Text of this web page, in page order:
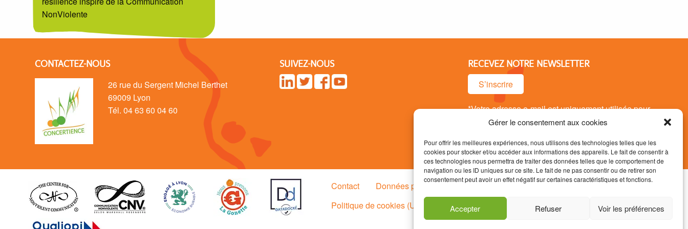
Gérer le consentement aux cookies
Pour offrir les meilleures expériences, nous utilisons des technologies telles que les
cookies pour stocker et/ou accéder aux informations des appareils. Le fait de consentir à
ces technologies nous permettra de traiter des données telles que le comportement de
navigation ou les ID uniques sur ce site. Le fait de ne pas consentir ou de retirer son
consentement peut avoir un effet négatif sur certaines caractéristiques et fonctions.
Accepter Refuser Voir les préférences
NonViolente
CONTACTEZ-NOUS
26 rue du Sergent Michel Berthet
69009 Lyon
Tél. 04 63 60 04 60
SUIVEZ-NOUS RECEVEZ NOTRE NEWSLETTER
S’inscrire
*Votre adresse e-mail est uniquement utilisée pour
vous envoyer notre newsletter. Vous pouvez vous
Contact Données personnelles / RGPD
Mentions légales
Politique de cookies (UE)